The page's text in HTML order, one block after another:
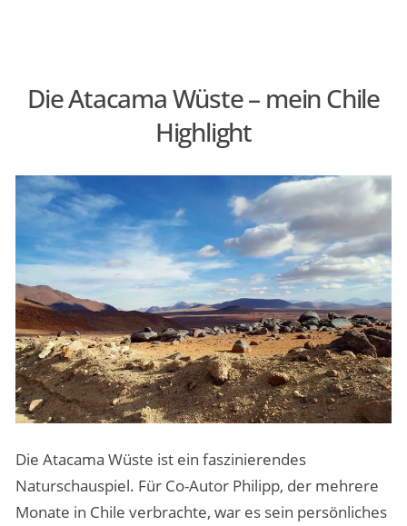
Die Atacama Wüste – mein Chile
Highlight
Die Atacama Wüste ist ein faszinierendes
Naturschauspiel. Für Co-Autor Philipp, der mehrere
Monate in Chile verbrachte, war es sein persönliches